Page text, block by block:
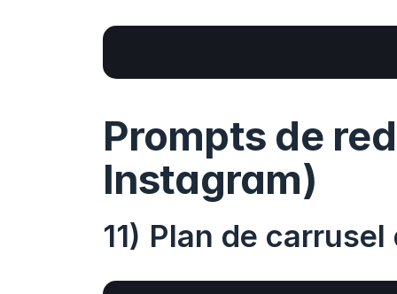
Prompts de
Instagram)
11) Plan de